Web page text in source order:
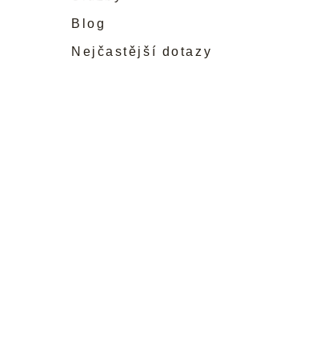
Blog
Nejčastější dotazy